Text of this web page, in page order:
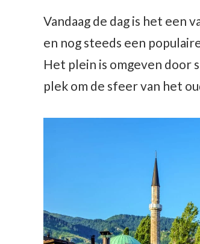
Vandaag de dag is het een
en nog steeds een
Het plein is omgeven door
plek om de sfeer van het